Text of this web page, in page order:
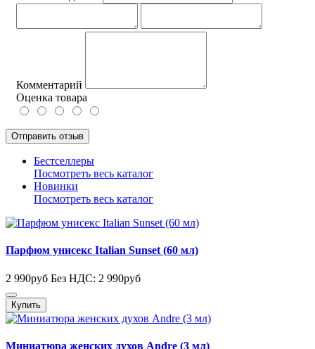
Комментарий
Оценка товара
Отправить отзыв
Бестселлеры
Посмотреть весь каталог
Новинки
Посмотреть весь каталог
Парфюм унисекс Italian Sunset (60 мл)
2 990руб Без НДС: 2 990руб
Купить
Миниатюра женских духов Andre (3 мл)